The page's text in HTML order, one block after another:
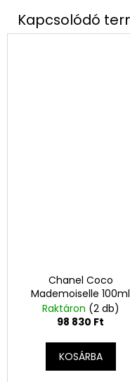
Chanel Coco
Mademoiselle 100ml
Raktáron (2 db)
98 830 Ft
KOSÁRBA